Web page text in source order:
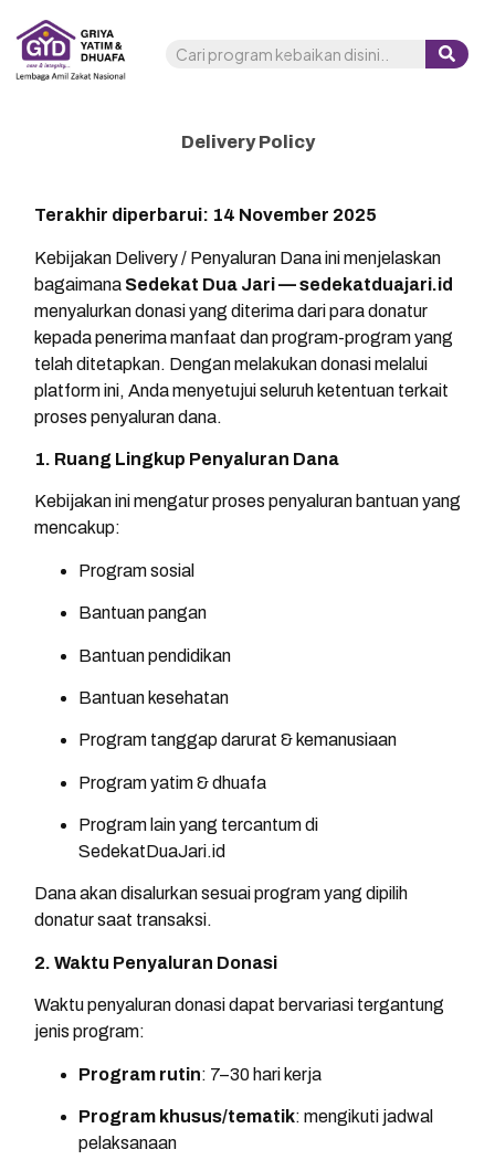
Delivery Policy
Terakhir diperbarui: 14 November 2025
Kebijakan Delivery / Penyaluran Dana ini menjelaskan
bagaimana Sedekat Dua Jari — sedekatduajari.id
menyalurkan donasi yang diterima dari para donatur
kepada penerima manfaat dan program-program yang
telah ditetapkan. Dengan melakukan donasi melalui
platform ini, Anda menyetujui seluruh ketentuan terkait
proses penyaluran dana.
1. Ruang Lingkup Penyaluran Dana
Kebijakan ini mengatur proses penyaluran bantuan yang
mencakup:
Program sosial
Bantuan pangan
Bantuan pendidikan
Bantuan kesehatan
Program tanggap darurat & kemanusiaan
Program yatim & dhuafa
Program lain yang tercantum di
SedekatDuaJari.id
Dana akan disalurkan sesuai program yang dipilih
donatur saat transaksi.
2. Waktu Penyaluran Donasi
Waktu penyaluran donasi dapat bervariasi tergantung
jenis program:
Program rutin: 7–30 hari kerja
Program khusus/tematik: mengikuti jadwal
pelaksanaan